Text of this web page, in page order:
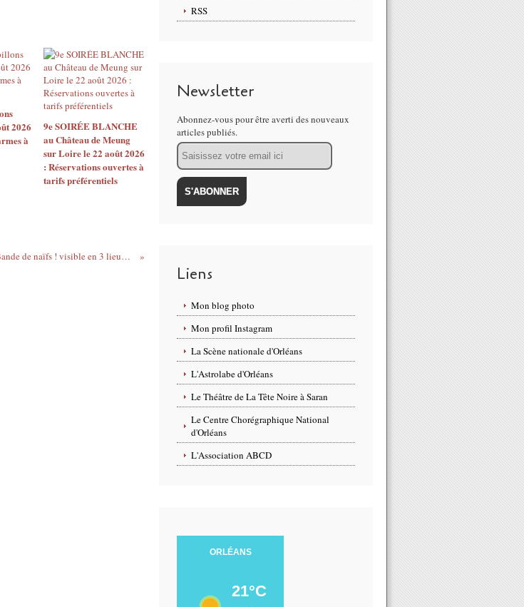
2026
à
9e SOIRÉE BLANCHE
au Château de Meung
sur Loire le 22 août 2026
: Réservations ouvertes à
tarifs préférentiels
Exposition Bande de naïfs ! visible en 3 lieux de Saran du 15 janvier au 31 janvier 2021
RSS
Newsletter
Abonnez-vous pour être averti des nouveaux
articles publiés.
Email
Liens
Mon blog photo
Mon profil Instagram
La Scène nationale d'Orléans
L'Astrolabe d'Orléans
Le Théâtre de La Tête Noire à Saran
Le Centre Chorégraphique National
d'Orléans
L'Association ABCD